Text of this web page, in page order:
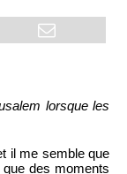
lorsque les
il me semble que
que des moments